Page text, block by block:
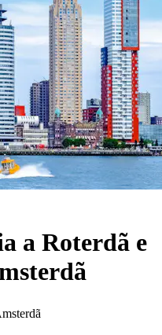
a Roterdã e